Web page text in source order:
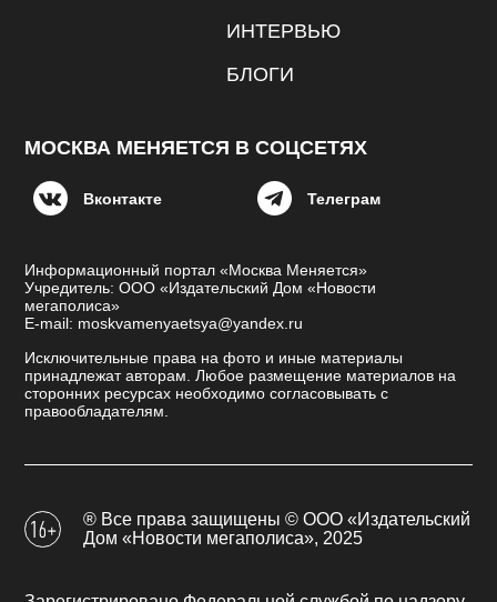
ИНТЕРВЬЮ
БЛОГИ
МОСКВА МЕНЯЕТСЯ В СОЦСЕТЯХ
Вконтакте Телеграм
Информационный портал «Москва Меняется»
Учредитель: ООО «Издательский Дом «Новости
мегаполиса»
E-mail: moskvamenyaetsya@yandex.ru
Исключительные права на фото и иные материалы
принадлежат авторам. Любое размещение материалов на
сторонних ресурсах необходимо согласовывать с
правообладателям.
® Все права защищены © ООО «Издательский
Дом «Новости мегаполиса», 2025